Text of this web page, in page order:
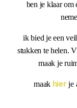
ben je klaar
ik bied je een
stukken te helen.
maak je
maak hier je